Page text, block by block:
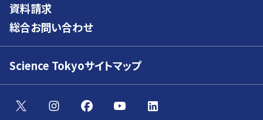
資料請求
総合お問い合わせ
Science Tokyoサイトマップ